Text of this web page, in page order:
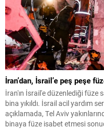
İran’dan, İsrail’e peş peşe
İran'ın İsrail'e düzenlediği füze
bina yıkıldı. İsrail acil yardım
açıklamada, Tel Aviv
binaya füze isabet etmesi